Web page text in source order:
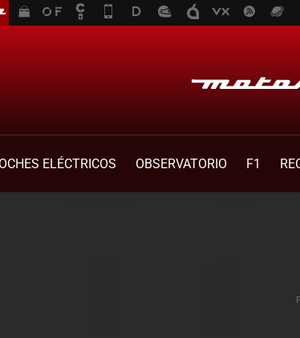
ELÉCTRICOS OBSERVATORIO F1